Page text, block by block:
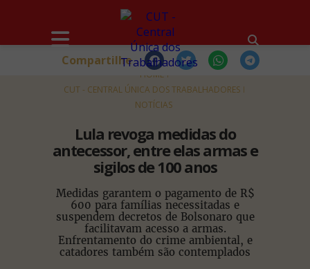
HOME
CUT - CENTRAL ÚNICA DOS TRABALHADORES
NOTÍCIAS
Lula revoga medidas do
antecessor, entre elas armas e
sigilos de 100 anos
Medidas garantem o pagamento de R$
600 para famílias necessitadas e
suspendem decretos de Bolsonaro que
facilitavam acesso a armas.
Enfrentamento do crime ambiental, e
catadores também são contemplados
Compartilhe